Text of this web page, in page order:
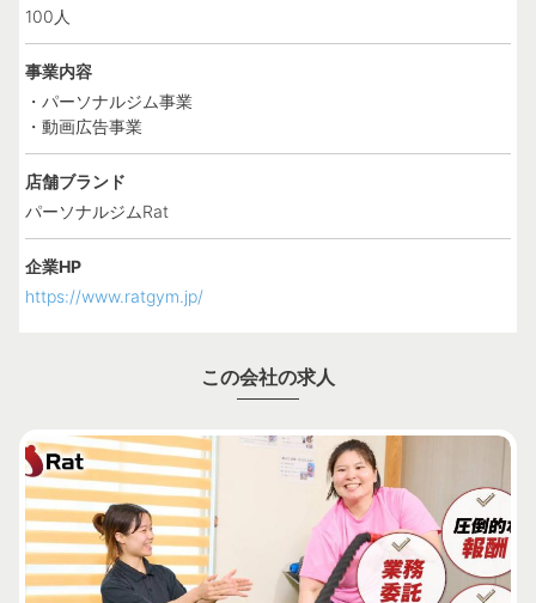
100人
事業内容
・パーソナルジム事業
・動画広告事業
店舗ブランド
パーソナルジムRat
企業HP
https://www.ratgym.jp/
この会社の求人